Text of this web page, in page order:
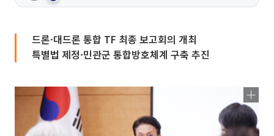
드론·대드론 통합 TF 최종 보고회의 개최
특별법 제정·민관군 통합방호체계 구축 추진